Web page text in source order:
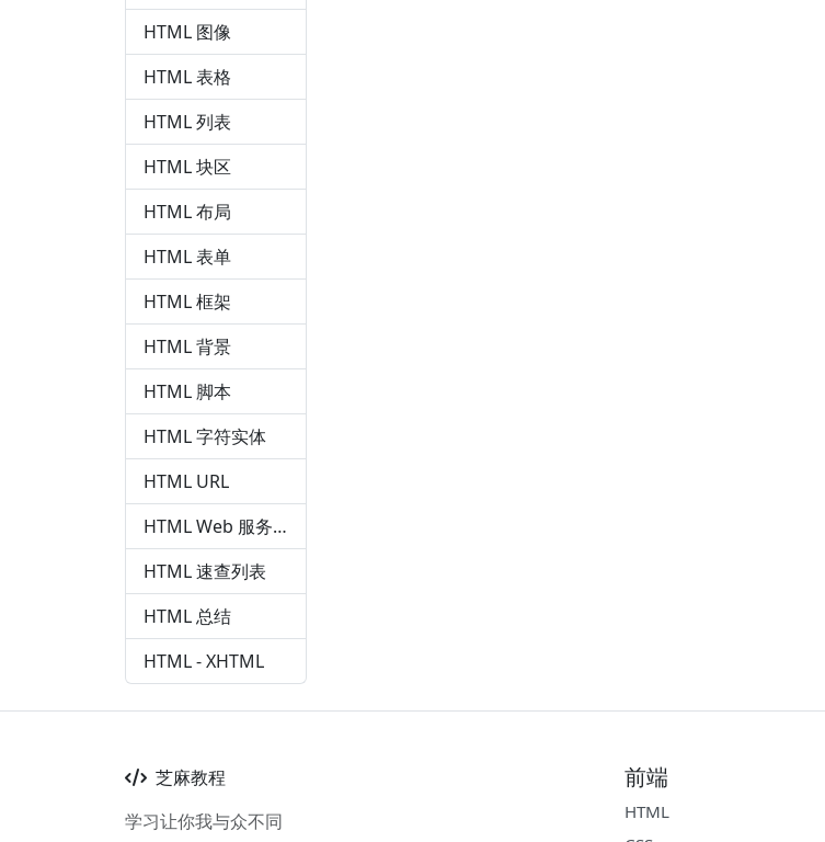
HTML 图像
HTML 表格
HTML 列表
HTML 块区
HTML 布局
HTML 表单
HTML 框架
HTML 背景
HTML 脚本
HTML 字符实体
HTML URL
HTML Web 服务器
HTML 速查列表
HTML 总结
HTML - XHTML
芝麻教程
学习让你我与众不同
前端
HTML